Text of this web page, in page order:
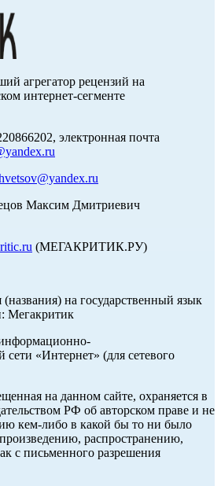
агрегатор рецензий на
интернет-сегменте
электронная почта
Максим Дмитриевич
(МЕГАКРИТИК.РУ)
на государственный язык
Мегакритик
«Интернет» (для сетевого
на данном сайте, охраняется в
РФ об авторском праве и не
кем-либо в какой бы то ни было
распространению,
с письменного разрешения